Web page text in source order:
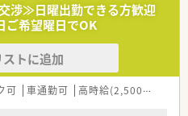
渉≫日曜出勤できる方歓迎
希望曜日でOK
トに追加
可 車通勤可 高時給(2,500円以上)